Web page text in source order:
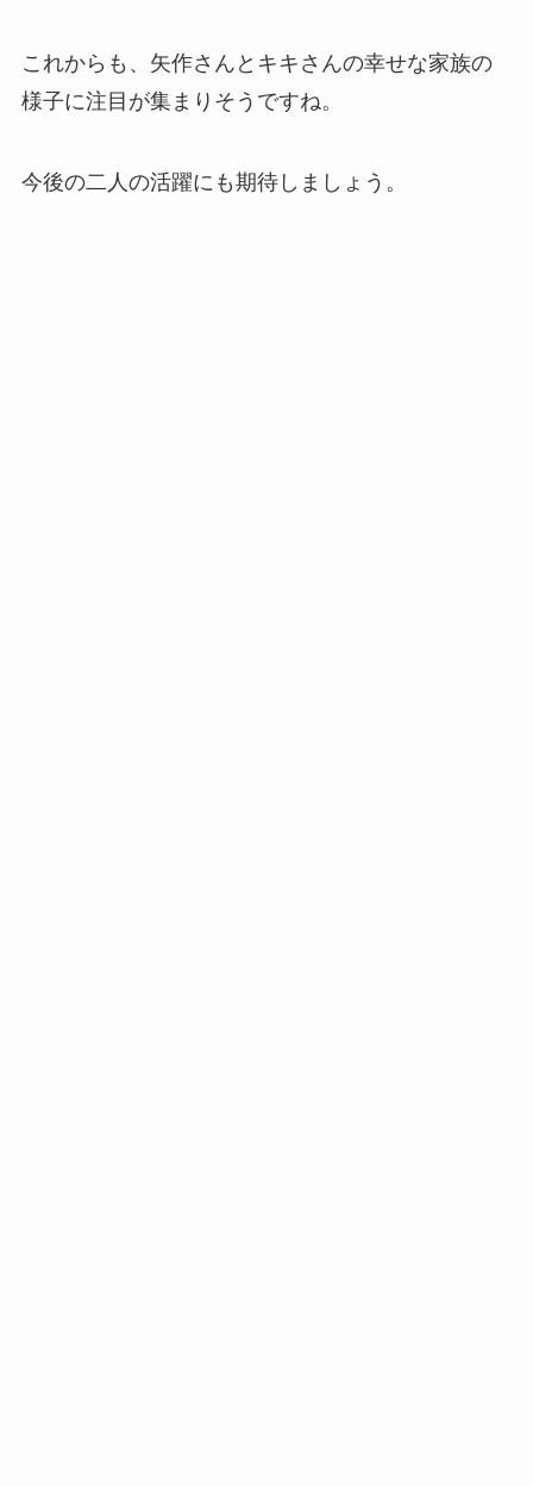
これからも、矢作さんとキキさんの幸せな家族の
様子に注目が集まりそうですね。
今後の二人の活躍にも期待しましょう。